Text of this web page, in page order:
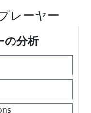
レーヤー
の分析